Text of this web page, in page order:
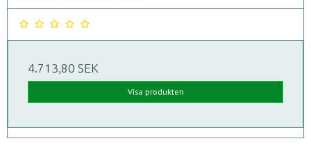
4.713,80 SEK
Visa produkten